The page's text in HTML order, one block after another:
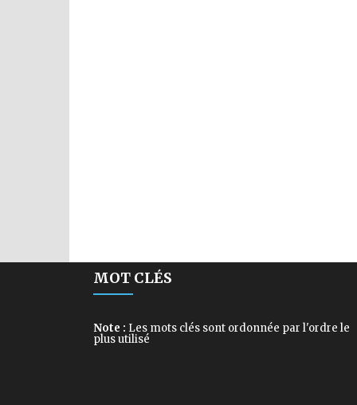
MOT CLÉS
Note : Les mots clés sont ordonnée par l'ordre le
plus utilisé